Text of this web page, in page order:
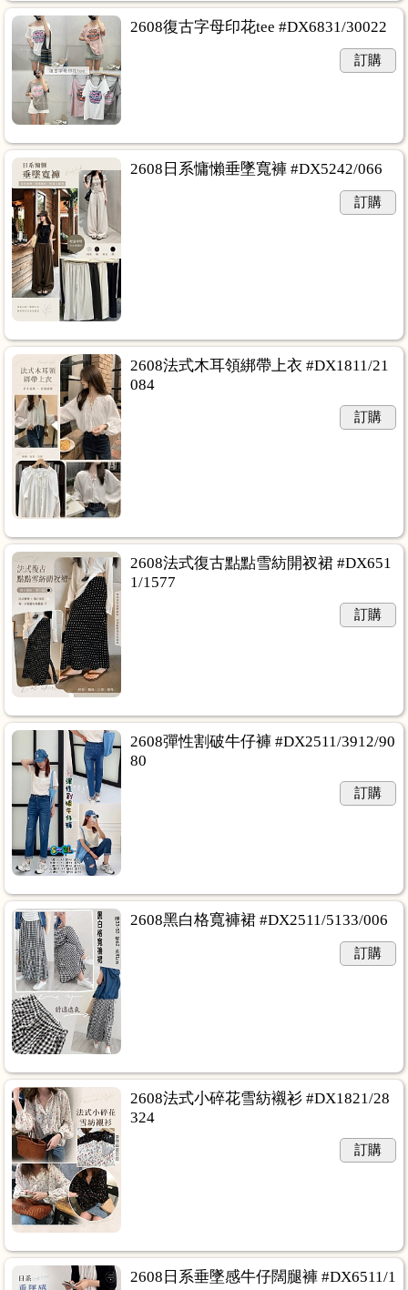
2608復古字母印花tee #DX6831/30022
訂購
2608日系慵懶垂墜寬褲 #DX5242/066
訂購
2608法式木耳領綁帶上衣 #DX1811/21
084
訂購
2608法式復古點點雪紡開衩裙 #DX651
1/1577
訂購
2608彈性割破牛仔褲 #DX2511/3912/90
80
訂購
2608黑白格寬褲裙 #DX2511/5133/006
訂購
2608法式小碎花雪紡襯衫 #DX1821/28
324
訂購
2608日系垂墜感牛仔闊腿褲 #DX6511/1